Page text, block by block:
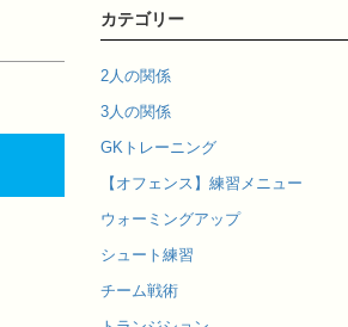
カテゴリー
2人の関係
3人の関係
GKトレーニング
【オフェンス】練習メニュー
ウォーミングアップ
シュート練習
チーム戦術